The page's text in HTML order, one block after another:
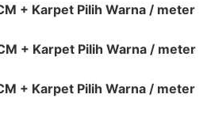
+ Karpet Pilih Warna / meter
+ Karpet Pilih Warna / meter
+ Karpet Pilih Warna / meter